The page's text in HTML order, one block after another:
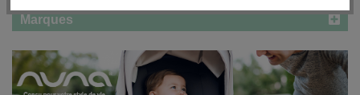
Marques